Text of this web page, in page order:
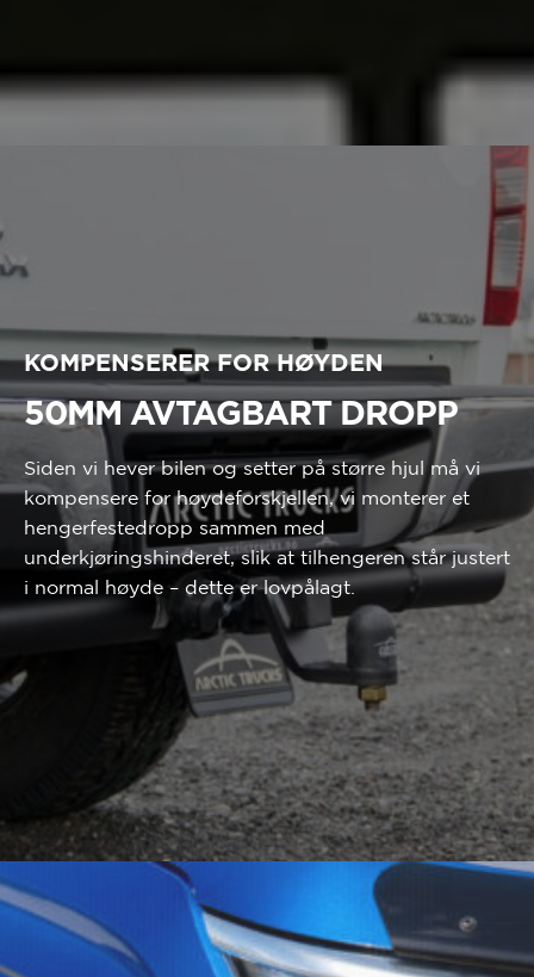
KOMPENSERER FOR HØYDEN
50MM AVTAGBART DROPP
Siden vi hever bilen og setter på større hjul må vi
kompensere for høydeforskjellen, vi monterer et
hengerfestedropp sammen med
underkjøringshinderet, slik at tilhengeren står justert
i normal høyde – dette er lovpålagt.